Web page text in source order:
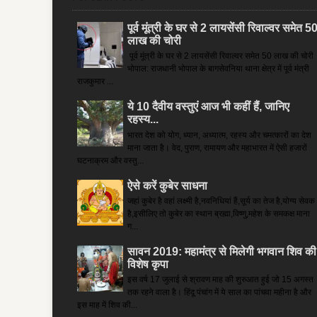
पूर्व मूंत्री के घर से 2 लायसेंसी रिवाल्वर समेत 50
लाख की चोरी
पूर्व मूंत्री के घर से 2 लायसेंसी रिवाल्वर समेत 50 लाख की चोरी
भोपाल: राजधानी भोपाल के बागसेवनिया थाना क्षेत्र में पूर्व मंत्री
राजकुमार ...
ये 10 दैवीय वस्तुएं आज भी कहीं हैं, जानिए
रहस्य...
भारत देश को योग, ध्यान, अध्यात्म, रहस्य और चमत्कारों का देश
माना जाता है। वेद, पुराण, रामायण और महाभारत में ऐसी हजारों
घटनाक्रम और वस्तु...
ऐसे करें कुबेर साधना
जहां कुबेर है­ वहां लक्ष्मी है,नवनिधियां हैं,सूर्य का तेज है,योग्य सेवक
है,इसीलिए तो कुबेर का स्थान ब्रह्मा,विष्णु,महेश के समकक्ष माना
ग...
सावन 2019: महामंत्र से मिलेगी भगवान शिव की
विशेष कृपा
इस वर्ष 17 जुलाई से श्रावण माह की शुरुआत हुई जो 15 अगस्त
तक रहने वाला है। हिंदू पंचांग में ये साल का पांचवा महीना है और
इस माह में शिव की...